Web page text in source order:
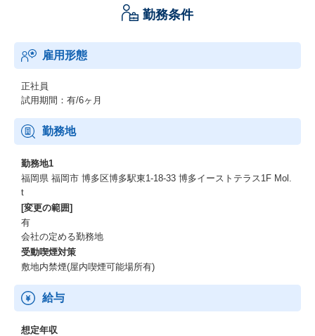
勤務条件
雇用形態
正社員
試用期間：有/6ヶ月
勤務地
勤務地1
福岡県 福岡市 博多区博多駅東1-18-33 博多イーストテラス1F Mol.
t
[変更の範囲]
有
会社の定める勤務地
受動喫煙対策
敷地内禁煙(屋内喫煙可能場所有)
給与
想定年収